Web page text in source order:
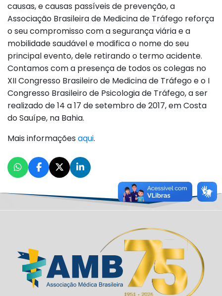
causas, e causas passíveis de prevenção, a
Associação Brasileira de Medicina de Tráfego reforça
o seu compromisso com a segurança viária e a
mobilidade saudável e modifica o nome do seu
principal evento, dele retirando o termo acidente.
Contamos com a presença de todos os colegas no
XII Congresso Brasileiro de Medicina de Tráfego e o I
Congresso Brasileiro de Psicologia de Tráfego, a ser
realizado de 14 a 17 de setembro de 2017, em Costa
do Sauípe, na Bahia.
Mais informações aqui.